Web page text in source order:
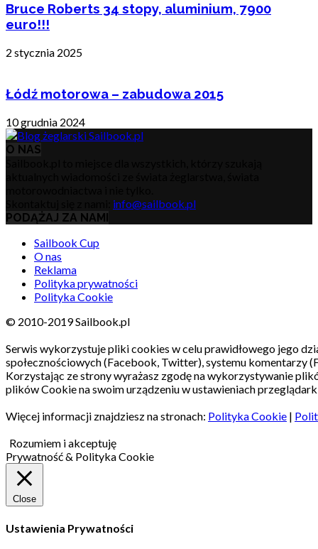
Bruce Roberts 34 stopy, aluminium, 7900
euro!!!
2 stycznia 2025
Łódź motorowa – zabudowa 2015
10 grudnia 2024
O NAS
info@sailbook.pl
PODĄŻAJ ZA NAMI
Sailbook Cup
O nas
Reklama
Polityka prywatności
Polityka Cookie
© 2010-2019 Sailbook.pl
Serwis wykorzystuje pliki cookies w celu prawidłowego jego
społecznościowych (Facebook, Twitter), systemu komentarzy
Korzystając ze strony wyrażasz zgodę na wykorzystywanie
plików Cookie na swoim urządzeniu w ustawieniach
Więcej informacji znajdziesz na stronach: Polityka Cookie |
Rozumiem i akceptuję
Prywatność & Polityka Cookie
Close
Ustawienia Prywatności